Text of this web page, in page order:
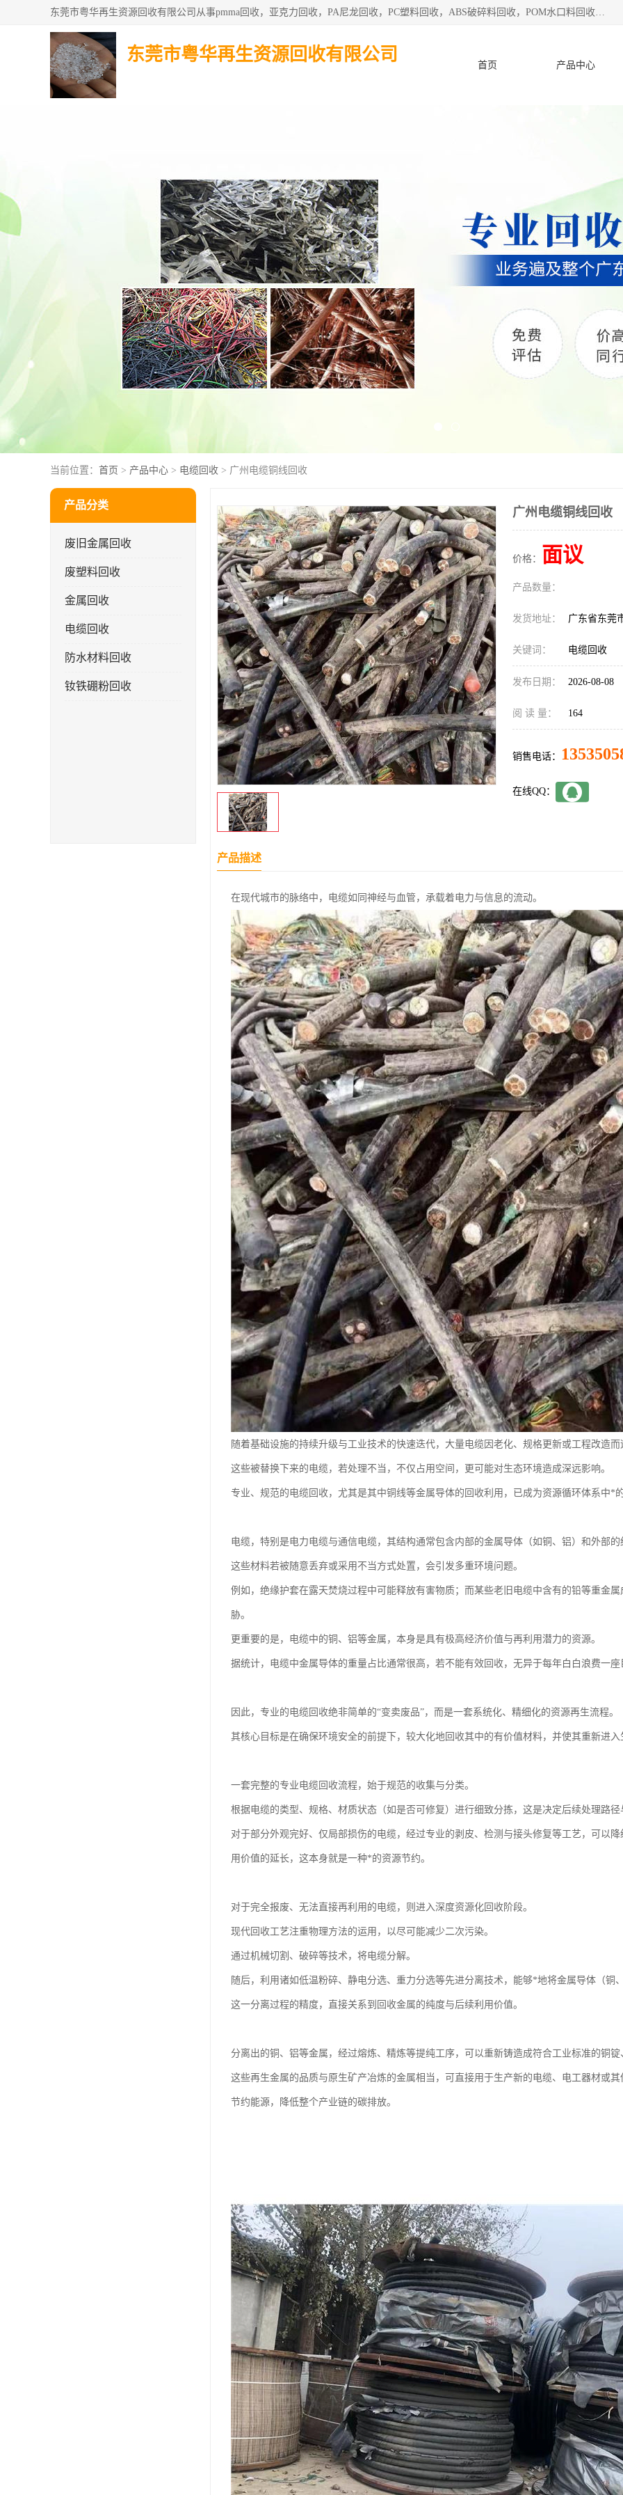
东莞市粤华再生资源回收有限公司从事pmma回收，亚克力回收，PA尼龙回收，PC塑料回收，ABS破碎料回收，POM水口料回收、废不锈钢回收等各类工厂废料回收等。
东莞市粤华再生资源回收有限公司
首页 产品中心
当前位置： 首页 > 产品中心 > 电缆回收 > 广州电缆铜线回收
产品分类
废旧金属回收
废塑料回收
金属回收
电缆回收
防水材料回收
钕铁硼粉回收
广州电缆铜线回收
价格： 面议
产品数量：
发货地址： 广东省东
关键词： 电缆回收
发布日期： 2026-08-08
阅 读 量： 164
销售电话：
在线QQ：
产品描述
在现代城市的脉络中，电缆如同神经与血管，承载着电力与信息的流动。
随着基础设施的持续升级与工业技术的快速迭代，大量电缆因老化、规格更新或工程改造而
这些被替换下来的电缆，若处理不当，不仅占用空间，更可能对生态环境造成深远影响。
专业、规范的电缆回收，尤其是其中铜线等金属导体的回收利用，已成为资源循环体系中*
电缆，特别是电力电缆与通信电缆，其结构通常包含内部的金属导体（如铜、铝）和外部
这些材料若被随意丢弃或采用不当方式处置，会引发多重环境问题。
例如，绝缘护套在露天焚烧过程中可能释放有害物质；而某些老旧电缆中含有的铅等重金
胁。
更重要的是，电缆中的铜、铝等金属，本身是具有极高经济价值与再利用潜力的资源。
据统计，电缆中金属导体的重量占比通常很高，若不能有效回收，无异于每年白白浪费一座
因此，专业的电缆回收绝非简单的“变卖废品”，而是一套系统化、精细化的资源再生流程。
其核心目标是在确保环境安全的前提下，较大化地回收其中的有价值材料，并使其重新进入
一套完整的专业电缆回收流程，始于规范的收集与分类。
根据电缆的类型、规格、材质状态（如是否可修复）进行细致分拣，这是决定后续处理路
对于部分外观完好、仅局部损伤的电缆，经过专业的剥皮、检测与接头修复等工艺，可以
用价值的延长，这本身就是一种*的资源节约。
对于完全报废、无法直接再利用的电缆，则进入深度资源化回收阶段。
现代回收工艺注重物理方法的运用，以尽可能减少二次污染。
通过机械切割、破碎等技术，将电缆分解。
随后，利用诸如低温粉碎、静电分选、重力分选等先进分离技术，能够*地将金属导体（铜
这一分离过程的精度，直接关系到回收金属的纯度与后续利用价值。
分离出的铜、铝等金属，经过熔炼、精炼等提纯工序，可以重新铸造成符合工业标准的铜
这些再生金属的品质与原生矿产冶炼的金属相当，可直接用于生产新的电缆、电工器材或
节约能源，降低整个产业链的碳排放。